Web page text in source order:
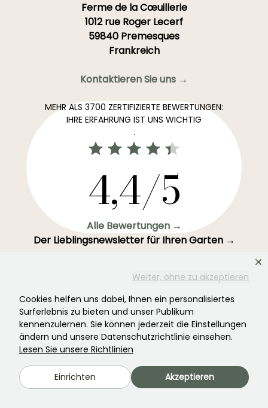
Weiter, ohne zu akzeptieren
Cookies helfen uns dabei, Ihnen ein personalisiertes
Surferlebnis zu bieten und unser Publikum
kennenzulernen. Sie können jederzeit die Einstellungen
ändern und unsere Datenschutzrichtlinie einsehen.
Lesen Sie unsere Richtlinien
Einrichten Akzeptieren
Ferme de la Cœuillerie
1012 rue Roger Lecerf
59840 Premesques
Frankreich
Kontaktieren Sie uns →
MEHR ALS 3700 ZERTIFIZIERTE BEWERTUNGEN:
IHRE ERFAHRUNG IST UNS WICHTIG
.
4,4/5
Alle Bewertungen →
Der Lieblingsnewsletter für Ihren Garten →
Erhalten Sie unsere aktuellen Nachrichten und Ideen,
damit Ihr Garten das ganze Jahr über davon profitiert.
Registrieren Sie sich →
Dieses Formular ist durch reCAPTCHA geschützt – es gelten die
Datenschutzbestimmungen und die Nutzungsbedingungen